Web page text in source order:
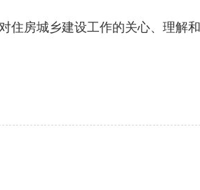
房城乡建设工作的关心、理解